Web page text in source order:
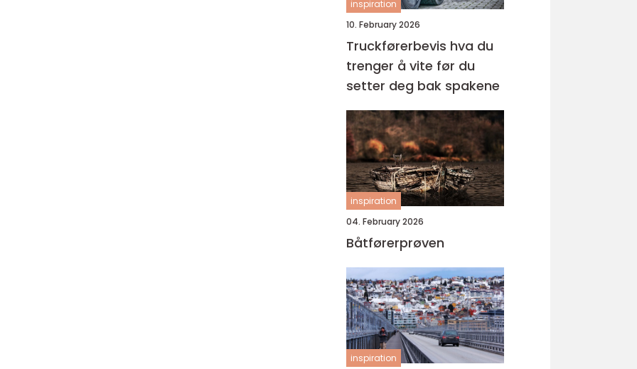
inspiration
10. February 2026
Truckførerbevis hva du
trenger å vite før du
setter deg bak spakene
inspiration
04. February 2026
Båtførerprøven
inspiration